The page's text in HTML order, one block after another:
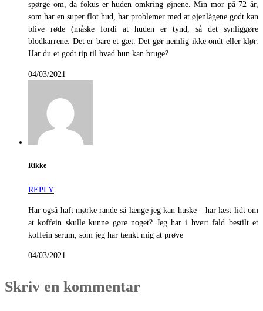
spørge om, da fokus er huden omkring øjnene. Min mor på 72 år,
som har en super flot hud, har problemer med at øjenlågene godt kan
blive røde (måske fordi at huden er tynd, så det synliggøre
blodkarrene. Det er bare et gæt. Det gør nemlig ikke ondt eller klør.
Har du et godt tip til hvad hun kan bruge?
04/03/2021
Rikke
REPLY
Har også haft mørke rande så længe jeg kan huske – har læst lidt om
at koffein skulle kunne gøre noget? Jeg har i hvert fald bestilt et
koffein serum, som jeg har tænkt mig at prøve
04/03/2021
Skriv en kommentar